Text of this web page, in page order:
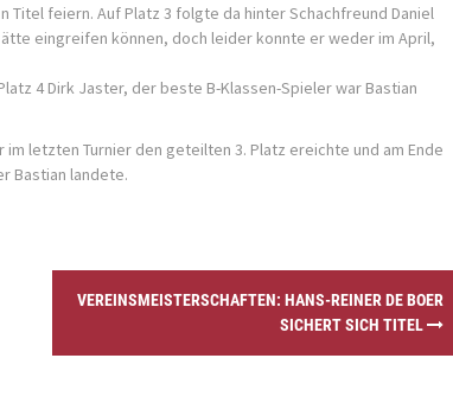
Titel feiern. Auf Platz 3 folgte da hinter Schachfreund Daniel
eingreifen können, doch leider konnte er weder im April,
4 Dirk Jaster, der beste B-Klassen-Spieler war Bastian
letzten Turnier den geteilten 3. Platz ereichte und am Ende
Bastian landete.
VEREINSMEISTERSCHAFTEN: HANS-REINER DE BOER
SICHERT SICH TITEL